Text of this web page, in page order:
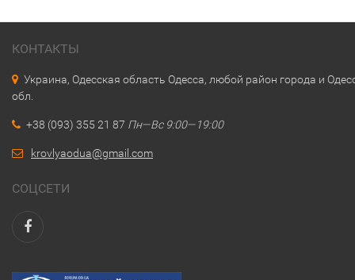
КОНТАКТЫ
Украина, Одесская область Одесса, любой район города и
обл.
+38 (093) 355 21 87 Пн—Вс 9:00—19:00
krovlyaodua@gmail.com
СОЦСЕТИ